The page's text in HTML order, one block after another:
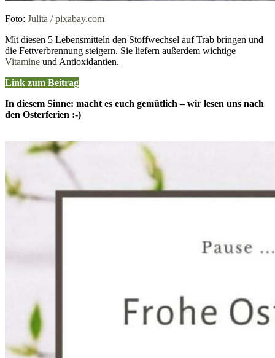
Foto: Julita / pixabay.com
Mit diesen 5 Lebensmitteln den Stoffwechsel auf Trab bringen und
die Fettverbrennung steigern. Sie liefern außerdem wichtige
Vitamine und Antioxidantien.
Link zum Beitrag
In diesem Sinne: macht es euch gemütlich – wir lesen uns nach
den Osterferien :-)